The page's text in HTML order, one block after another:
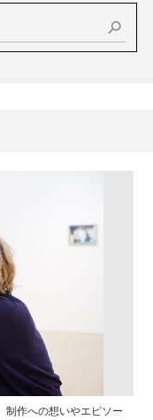
制作への想いやエピソー